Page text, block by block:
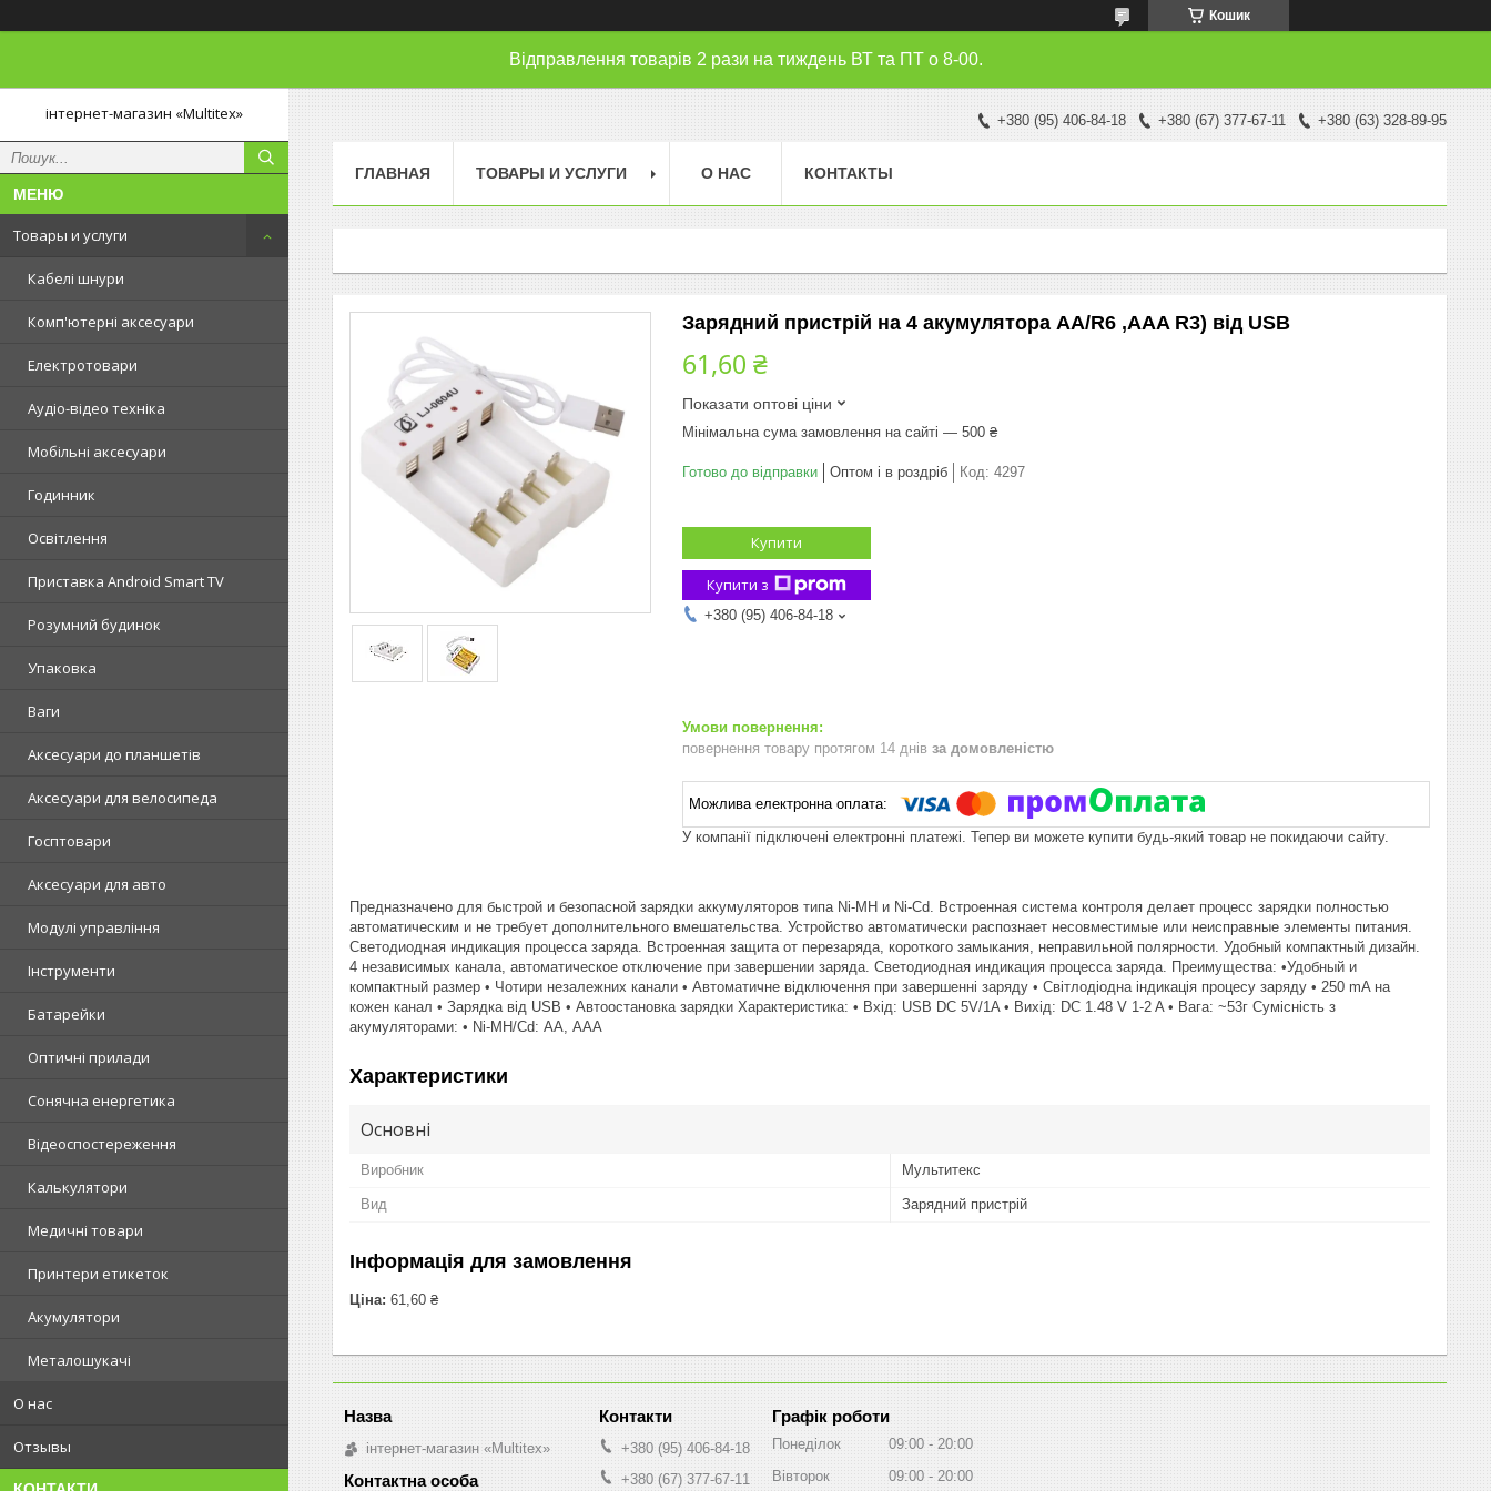
Кошик
Відправлення товарів 2 рази на тиждень ВТ та ПТ о 8-00.
інтернет-магазин «Multitex»
Товары и услуги
Кабелі шнури
Комп'ютерні аксесуари
Електротовари
Аудіо-відео техніка
Мобільні аксесуари
Годинник
Освітлення
Приставка Android Smart TV
Розумний будинок
Упаковка
Ваги
Аксесуари до планшетів
Аксесуари для велосипеда
Госптовари
Аксесуари для авто
Модулі управління
Інструменти
Батарейки
Оптичні прилади
Сонячна енергетика
Відеоспостереження
Калькулятори
Медичні товари
Принтери етикеток
Акумулятори
Металошукачі
О нас
Отзывы
+380 (95) 406-84-18 +380 (67) 377-67-11 +380 (63) 328-89-95
ГЛАВНАЯ ТОВАРЫ И УСЛУГИ О НАС КОНТАКТЫ
Зарядний пристрій на 4 акумулятора AA/R6 ,AAA R3) від USB
61,60 ₴
Показати оптові ціни
Мінімальна сума замовлення на сайті — 500 ₴
Готово до відправки Оптом і в роздріб Код: 4297
Купити
Купити з
+380 (95) 406-84-18
повернення товару протягом 14 днів за домовленістю
У компанії підключені електронні платежі. Тепер ви можете купити будь-який товар не покидаючи сайту.
Предназначено для быстрой и безопасной зарядки аккумуляторов типа Ni-MH и Ni-Cd. Встроенная система контроля делает процесс зарядки полностью
автоматическим и не требует дополнительного вмешательства. Устройство автоматически распознает несовместимые или неисправные элементы питания.
Светодиодная индикация процесса заряда. Встроенная защита от перезаряда, короткого замыкания, неправильной полярности. Удобный компактный дизайн.
4 независимых канала, автоматическое отключение при завершении заряда. Светодиодная индикация процесса заряда. Преимущества: •Удобный и
компактный размер • Чотири незалежних канали • Автоматичне відключення при завершенні заряду • Світлодіодна індикація процесу заряду • 250 mA на
кожен канал • Зарядка від USB • Автоостановка зарядки Характеристика: • Вхід: USB DC 5V/1A • Вихід: DC 1.48 V 1-2 A • Вага: ~53г Сумісність з
акумуляторами: • Ni-MH/Cd: АА, ААА
Характеристики
Основні
Виробник Мультитекс
Вид Зарядний пристрій
Інформація для замовлення
Ціна: 61,60 ₴
інтернет-магазин «Multitex»
+380 (95) 406-84-18
+380 (67) 377-67-11
Графік роботи
Понеділок 09:00
20:00
Вівторок
09:00 20:00